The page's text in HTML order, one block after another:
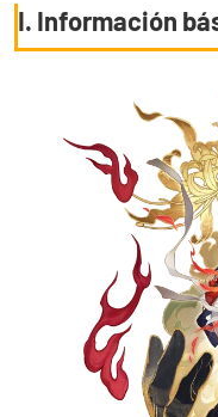
I. Información